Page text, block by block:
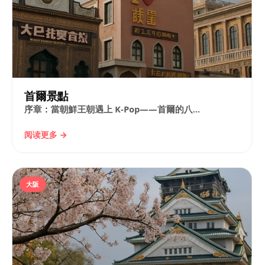
首爾景點
序章：當朝鮮王朝遇上 K‑Pop——首爾的八…
阅读更多 →
大阪